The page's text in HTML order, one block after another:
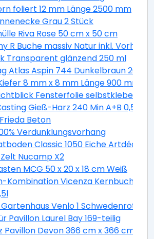
foliert 12 mm Länge 2500 mm
Grau 2 Stück
Riva Rose 50 cm x 50 cm
R Buche massiv Natur inkl.
Transparent glänzend 250 ml
Atlas Aspin 744 Dunkelbraun 200
8 mm x 8 mm Länge 900 mm
Fensterfolie selbstklebend
Gieß-Harz 240 Min A+B 0,5 kg
Beton
Verdunklungsvorhang
Classic 1050 Eiche Artdéco
Nucamp X2
MCG 50 x 20 x 18 cm Weiß
Kombination Vicenza Kernbuche
Venlo 1 Schwedenrot B x
Pavillon Laurel Bay 169-teilig
Pavillon Devon 366 cm x 366 cm